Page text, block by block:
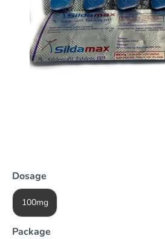
Dosage
100mg
Package